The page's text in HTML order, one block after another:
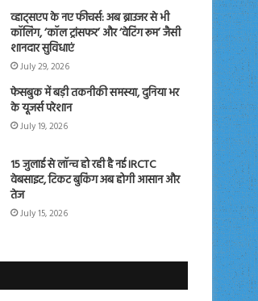
व्हाट्सएप के नए फीचर्स: अब ब्राउजर से भी
कॉलिंग, ‘कॉल ट्रांसफर’ और ‘वेटिंग रूम’ जैसी
शानदार सुविधाएं
July 29, 2026
फेसबुक में बड़ी तकनीकी समस्या, दुनिया भर
के यूजर्स परेशान
July 19, 2026
15 जुलाई से लॉन्च हो रही है नई IRCTC
वेबसाइट, टिकट बुकिंग अब होगी आसान और
तेज
July 15, 2026